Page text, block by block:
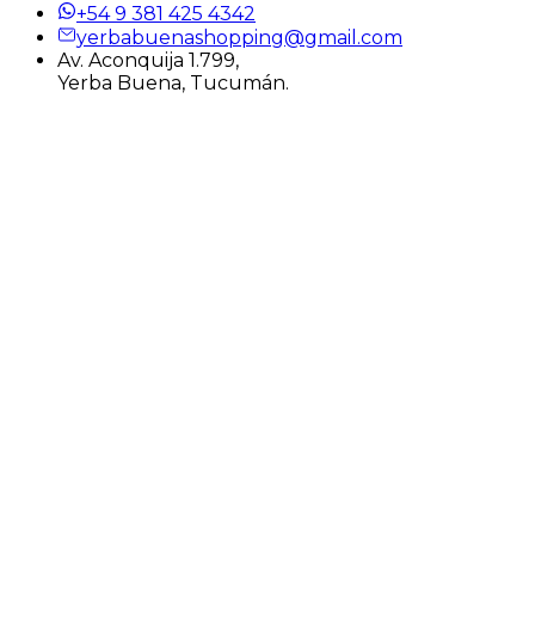
+54 9 381 425 4342
yerbabuenashopping@gmail.com
Av. Aconquija 1.799,
Yerba Buena, Tucumán.